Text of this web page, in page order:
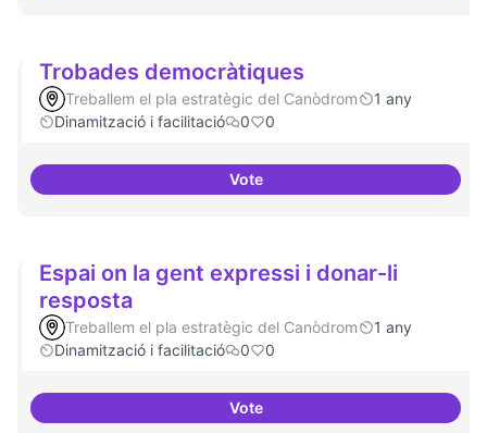
Trobades democràtiques
Treballem el pla estratègic del Canòdrom
1 any
Dinamització i facilitació
0 0
VoteTrobades democràtiques
Espai on la gent expressi i donar-li
resposta
Treballem el pla estratègic del Canòdrom
1 any
Dinamització i facilitació
0 0
VoteEspai on la gent expressi i